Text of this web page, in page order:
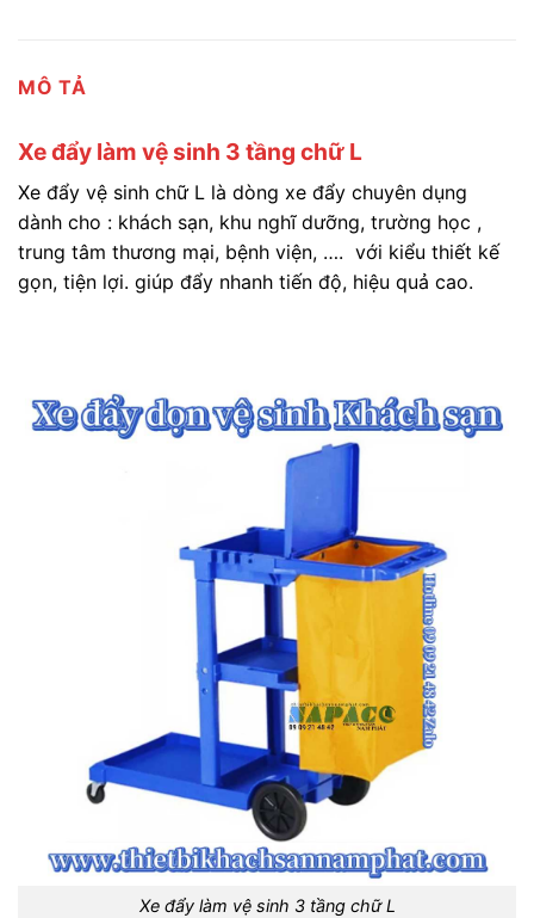
MÔ TẢ
Xe đẩy làm vệ sinh 3 tầng chữ L
Xe đẩy vệ sinh chữ L là dòng xe đẩy chuyên dụng
dành cho : khách sạn, khu nghĩ dưỡng, trường học ,
trung tâm thương mại, bệnh viện, …. với kiểu thiết kế
gọn, tiện lợi. giúp đẩy nhanh tiến độ, hiệu quả cao.
Xe đẩy làm vệ sinh 3 tầng chữ L